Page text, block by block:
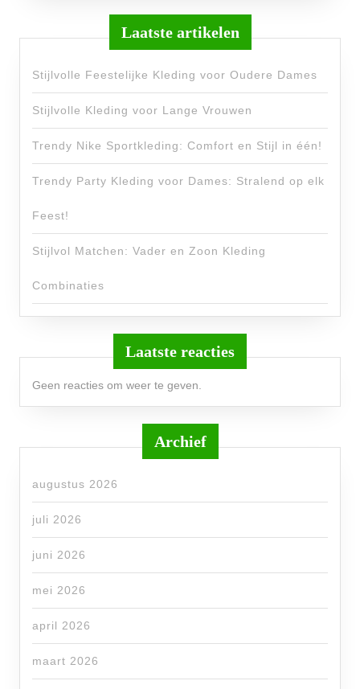
Laatste artikelen
Stijlvolle Feestelijke Kleding voor Oudere Dames
Stijlvolle Kleding voor Lange Vrouwen
Trendy Nike Sportkleding: Comfort en Stijl in één!
Trendy Party Kleding voor Dames: Stralend op elk
Feest!
Stijlvol Matchen: Vader en Zoon Kleding
Combinaties
Laatste reacties
Geen reacties om weer te geven.
Archief
augustus 2026
juli 2026
juni 2026
mei 2026
april 2026
maart 2026